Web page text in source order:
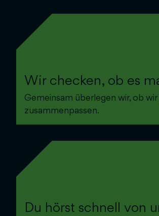
Wir checken, ob es
Gemeinsam überlegen wir, ob
zusammenpassen.
Du hörst schnell von